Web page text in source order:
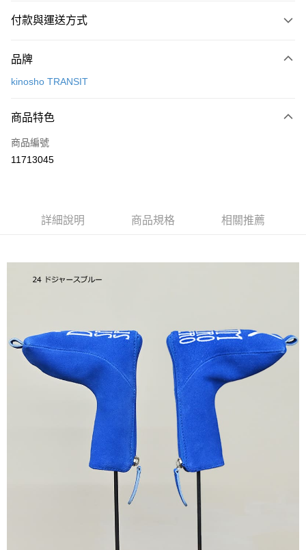
付款與運送方式
信用卡一次付款
LINE Pay
Apple Pay
ATM付款
全家取貨付款
每筆NT$60
7-11取貨付款
每筆NT$60
品牌
kinosho TRANSIT
商品特色
商品編號
11713045
詳細說明 商品規格 相關推薦